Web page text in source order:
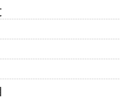
法
衰旺強弱的看法
的辨認
的其他看法
與變格的用神及其喜忌看法
神及其喜忌看法
神及其喜忌看法